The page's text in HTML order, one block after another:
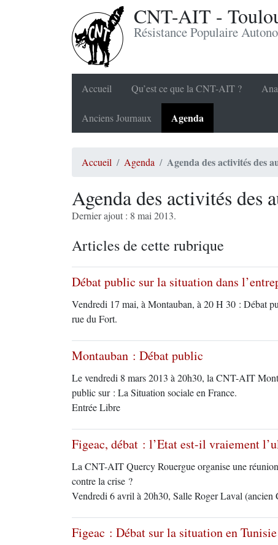
CNT-AIT -
Résistance Populaire
Accueil Qu’est ce que la CNT-AIT ?
Anciens Journaux Agenda
Accueil Agenda Agenda des activités des
Agenda des activités des
Dernier ajout : 8 mai 2013.
Articles de cette rubrique
Débat public sur la situation dans
Vendredi 17 mai, à Montauban, à 20 H 30 : Débat
rue du Fort.
Montauban : Débat public
Le vendredi 8 mars 2013 à 20h30, la CNT-AIT
public sur : La Situation sociale en France.
Entrée Libre
Figeac, débat : l’Etat est-il vraiement
La CNT-AIT Quercy Rouergue organise une
contre la crise ?
Vendredi 6 avril à 20h30, Salle Roger Laval
Figeac : Débat sur la situation en Tunisie